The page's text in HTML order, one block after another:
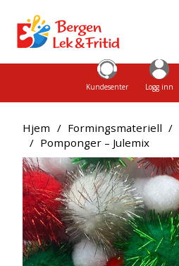
Kundesenter Logg inn
Hjem / Formingsmateriell /
/ Pomponger – Julemix